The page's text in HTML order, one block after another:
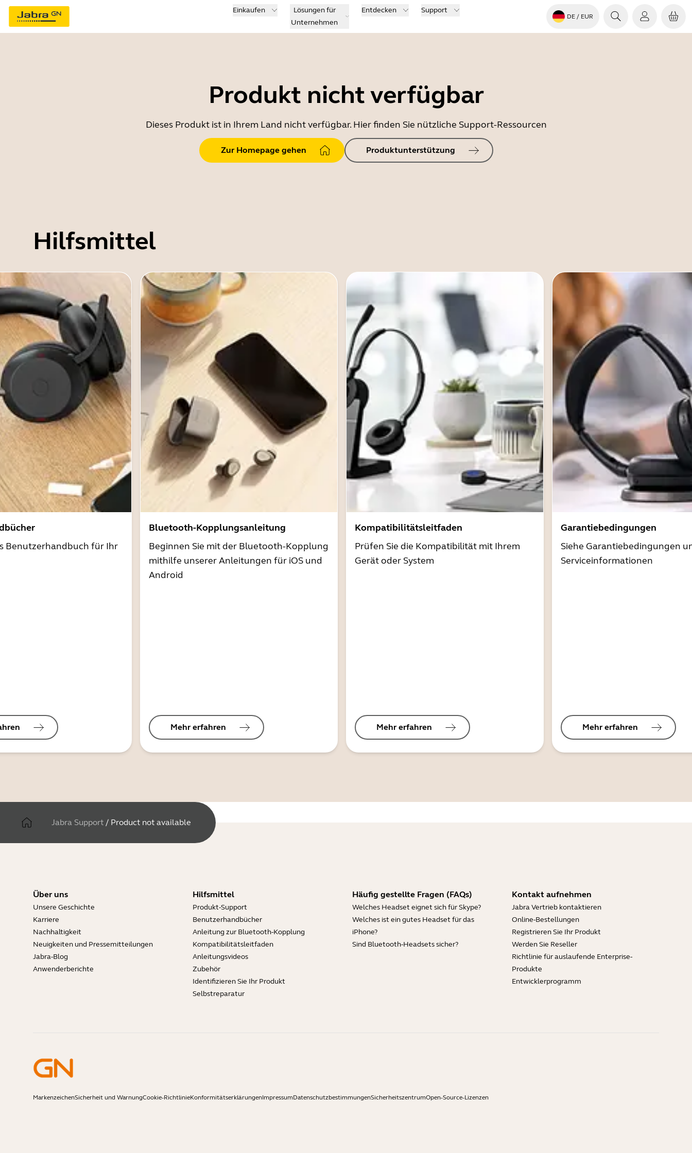
Einkaufen
Lösungen für
Unternehmen
Entdecken Support
DE / EUR
Produkt nicht verfügbar
Dieses Produkt ist in Ihrem Land nicht verfügbar. Hier finden Sie nützliche Support-Ressourcen
Zur Homepage gehen Produktunterstützung
Hilfsmittel
Benutzerhandbuch für Ihr
Bluetooth-Kopplungsanleitung
Beginnen Sie mit der Bluetooth-Kopplung
mithilfe unserer Anleitungen für iOS und
Android
Mehr erfahren
Kompatibilitätsleitfaden
Prüfen Sie die Kompatibilität mit Ihrem
Gerät oder System
Mehr erfahren
Garantiebedingungen
Siehe Garantiebedingungen
Serviceinformationen
Mehr erfahren
Jabra Support / Product not available
Über uns
Unsere Geschichte
Karriere
Nachhaltigkeit
Neuigkeiten und Pressemitteilungen
Jabra-Blog
Anwenderberichte
Hilfsmittel
Produkt-Support
Benutzerhandbücher
Anleitung zur Bluetooth-Kopplung
Kompatibilitätsleitfaden
Anleitungsvideos
Zubehör
Identifizieren Sie Ihr Produkt
Selbstreparatur
Häufig gestellte Fragen (FAQs)
Welches Headset eignet sich für Skype?
Welches ist ein gutes Headset für das
iPhone?
Sind Bluetooth-Headsets sicher?
Kontakt aufnehmen
Jabra Vertrieb kontaktieren
Online-Bestellungen
Registrieren Sie Ihr Produkt
Werden Sie Reseller
Richtlinie für auslaufende Enterprise-
Produkte
Entwicklerprogramm
MarkenzeichenSicherheit und WarnungCookie-RichtlinieKonformitätserklärungenImpressumDatenschutzbestimmungenSicherheitszentrumOpen-Source-Lizenzen